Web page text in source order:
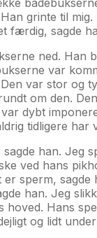
grinte til
færdig, sagde
ned. Han
var
var stor og
om den.
dybt
tidligere har
sagde han. Jeg
ved hans
er sperm, sagde
han. Jeg
hoved. Hans
og lidt